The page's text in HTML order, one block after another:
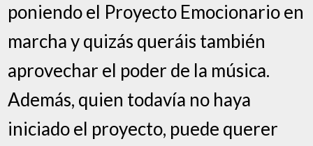
poniendo el Proyecto Emocionario en
marcha y quizás queráis también
aprovechar el poder de la música.
Además, quien todavía no haya
iniciado el proyecto, puede querer